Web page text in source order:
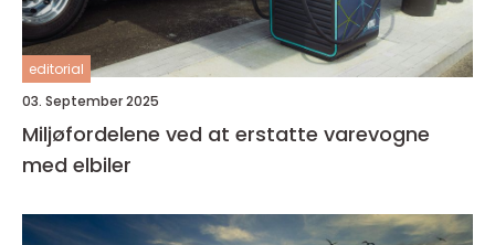
editorial
03. September 2025
Miljøfordelene ved at erstatte varevogne
med elbiler